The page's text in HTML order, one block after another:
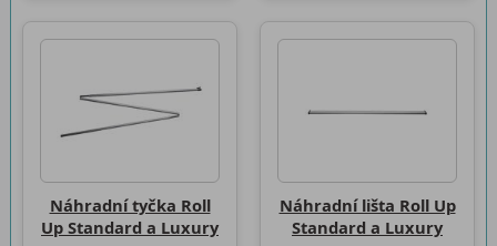
Náhradní tyčka Roll
Up Standard a Luxury
Náhradní lišta Roll Up
Standard a Luxury